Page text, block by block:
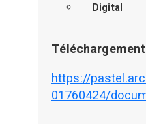
Digital
Téléchargement
https://
01760424/